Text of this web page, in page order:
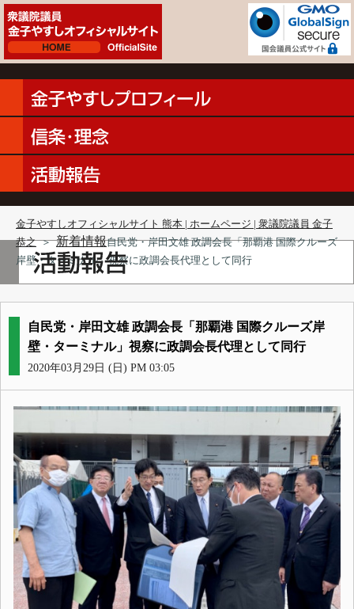
金子やすしオフィシャルサイト 熊本 | ホームページ | 衆議院議員 金子
恭之 ＞ 新着情報自民党・岸田文雄 政調会長「那覇港 国際クルーズ
岸壁・ターミナル」視察に政調会長代理として同行
自民党・岸田文雄 政調会長「那覇港 国際クルーズ岸
壁・ターミナル」視察に政調会長代理として同行
2020年03月29日 (日) PM 03:05